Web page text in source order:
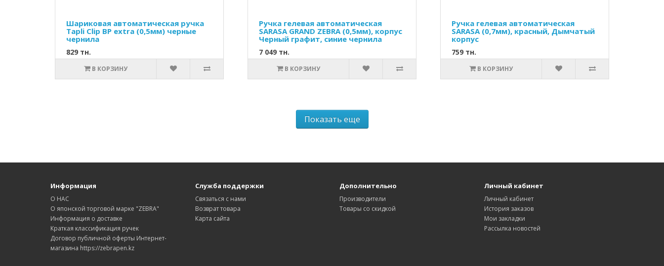
Шариковая автоматическая ручка
Tapli Clip BP extra (0,5мм) черные
чернила
829 тн.
В КОРЗИНУ
Ручка гелевая автоматическая
SARASA GRAND ZEBRA (0,5мм), корпус
Черный графит, синие чернила
7 049 тн.
В КОРЗИНУ
Ручка гелевая автоматическая
SARASA (0,7мм), красный, Дымчатый
корпус
759 тн.
В КОРЗИНУ
Показать еще
Информация
О НАС
О японской торговой марке "ZEBRA"
Информация о доставке
Краткая классификация ручек
Договор публичной оферты Интернет-
магазина https://zebrapen.kz
Служба поддержки
Связаться с нами
Возврат товара
Карта сайта
Дополнительно
Производители
Товары со скидкой
Личный кабинет
Личный кабинет
История заказов
Мои закладки
Рассылка новостей